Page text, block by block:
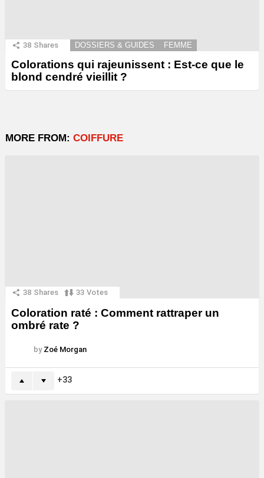
38 Shares DOSSIERS & GUIDES FEMME
Colorations qui rajeunissent : Est-ce que le
blond cendré vieillit ?
MORE FROM: COIFFURE
38 Shares 33 Votes
Coloration raté : Comment rattraper un
ombré rate ?
by Zoé Morgan
33